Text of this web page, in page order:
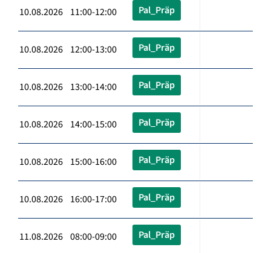
10.08.2026 11:00-12:00 Pal_Präp
10.08.2026 12:00-13:00 Pal_Präp
10.08.2026 13:00-14:00 Pal_Präp
10.08.2026 14:00-15:00 Pal_Präp
10.08.2026 15:00-16:00 Pal_Präp
10.08.2026 16:00-17:00 Pal_Präp
11.08.2026 08:00-09:00 Pal_Präp